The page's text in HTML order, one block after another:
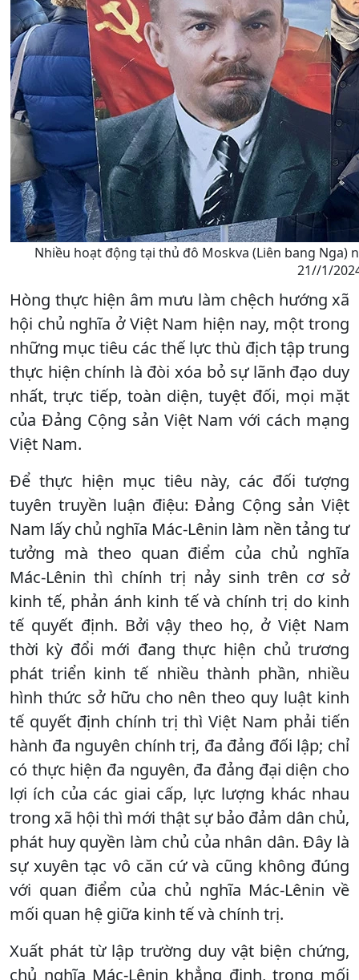
Nhiều hoạt động tại thủ đô Moskva (Liên bang Nga)
21//1/
Hòng thực hiện âm mưu làm chệch hướng xã
hội chủ nghĩa ở Việt Nam hiện nay, một trong
những mục tiêu các thế lực thù địch tập trung
thực hiện chính là đòi xóa bỏ sự lãnh đạo duy
nhất, trực tiếp, toàn diện, tuyệt đối, mọi mặt
của Ðảng Cộng sản Việt Nam với cách mạng
Việt Nam.
Ðể thực hiện mục tiêu này, các đối tượng
tuyên truyền luận điệu: Ðảng Cộng sản Việt
Nam lấy chủ nghĩa Mác-Lênin làm nền tảng tư
tưởng mà theo quan điểm của chủ nghĩa
Mác-Lênin thì chính trị nảy sinh trên cơ sở
kinh tế, phản ánh kinh tế và chính trị do kinh
tế quyết định. Bởi vậy theo họ, ở Việt Nam
thời kỳ đổi mới đang thực hiện chủ trương
phát triển kinh tế nhiều thành phần, nhiều
hình thức sở hữu cho nên theo quy luật kinh
tế quyết định chính trị thì Việt Nam phải tiến
hành đa nguyên chính trị, đa đảng đối lập; chỉ
có thực hiện đa nguyên, đa đảng đại diện cho
lợi ích của các giai cấp, lực lượng khác nhau
trong xã hội thì mới thật sự bảo đảm dân chủ,
phát huy quyền làm chủ của nhân dân. Ðây là
sự xuyên tạc vô căn cứ và cũng không đúng
với quan điểm của chủ nghĩa Mác-Lênin về
mối quan hệ giữa kinh tế và chính trị.
Xuất phát từ lập trường duy vật biện chứng,
chủ nghĩa Mác-Lênin khẳng định, trong mối